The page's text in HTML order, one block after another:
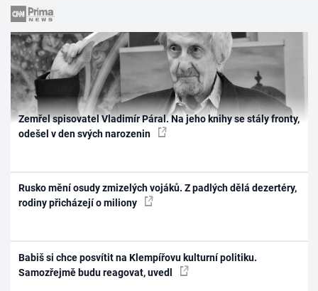
Zemřel spisovatel Vladimír Páral. Na jeho knihy se stály fronty,
odešel v den svých narozenin
Rusko mění osudy zmizelých vojáků. Z padlých dělá dezertéry,
rodiny přicházejí o miliony
Babiš si chce posvítit na Klempířovu kulturní politiku.
Samozřejmě budu reagovat, uvedl